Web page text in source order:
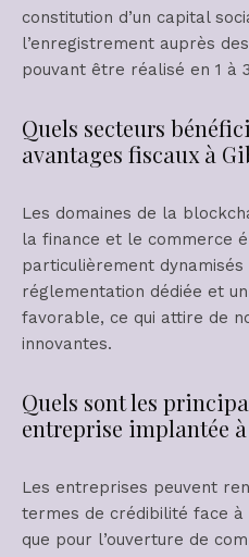
constitution d’un capital
l’enregistrement auprès
pouvant être réalisé en 1 à
Quels secteurs
avantages fiscaux à
Les domaines de la
la finance et le commerce
particulièrement dynamisés
réglementation dédiée et
favorable, ce qui attire de
innovantes.
Quels sont les
entreprise implantée
Les entreprises peuvent
termes de crédibilité face
que pour l’ouverture de